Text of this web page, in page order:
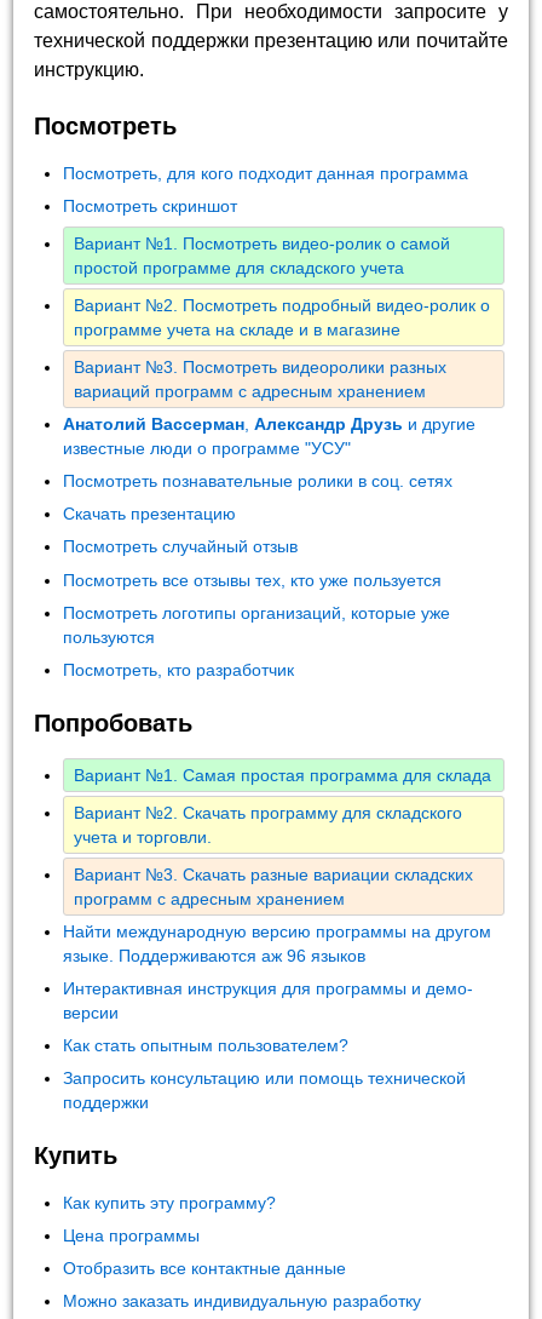
самостоятельно. При необходимости запросите у
технической поддержки презентацию или почитайте
инструкцию.
Посмотреть
Посмотреть, для кого подходит данная программа
Посмотреть скриншот
Вариант №1. Посмотреть видео-ролик о самой
простой программе для складского учета
Вариант №2. Посмотреть подробный видео-ролик о
программе учета на складе и в магазине
Вариант №3. Посмотреть видеоролики разных
вариаций программ с адресным хранением
Анатолий Вассерман ,Александр Друзь и другие
известные люди о программе "УСУ"
Посмотреть познавательные ролики в соц. сетях
Скачать презентацию
Посмотреть случайный отзыв
Посмотреть все отзывы тех, кто уже пользуется
Посмотреть логотипы организаций, которые уже
пользуются
Посмотреть, кто разработчик
Попробовать
Вариант №1. Самая простая программа для склада
Вариант №2. Скачать программу для складского
учета и торговли.
Вариант №3. Скачать разные вариации складских
программ с адресным хранением
Найти международную версию программы на другом
языке. Поддерживаются аж 96 языков
Интерактивная инструкция для программы и демо-
версии
Как стать опытным пользователем?
Запросить консультацию или помощь технической
поддержки
Купить
Как купить эту программу?
Цена программы
Отобразить все контактные данные
Можно заказать индивидуальную разработку